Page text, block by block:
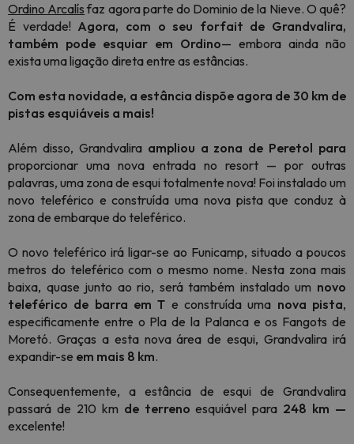
Ordino Arcalísfaz agora parte do Dominio de la Nieve. O quê?
É verdade! Agora, com o seu forfait de Grandvalira,
também pode esquiar em Ordino— embora ainda não
exista uma ligação direta entre as estâncias.
Com esta novidade, a estância dispõe agora de 30 km de
pistas esquiáveis a mais!
Além disso, Grandvalira ampliou a zona de Peretol para
proporcionar uma nova entrada no resort — por outras
palavras, uma zona de esqui totalmente nova! Foi instalado um
novo teleférico e construída uma nova pista que conduz à
zona de embarque do teleférico.
O novo teleférico irá ligar-se ao Funicamp, situado a poucos
metros do teleférico com o mesmo nome. Nesta zona mais
baixa, quase junto ao rio, será também instalado um novo
teleférico de barra em T e construída uma nova pista,
especificamente entre o Pla de la Palanca e os Fangots de
Moretó. Graças a esta nova área de esqui, Grandvalira irá
expandir-se em mais 8 km.
Consequentemente, a estância de esqui de Grandvalira
passará de 210 km de terreno esquiável para 248 km —
excelente!